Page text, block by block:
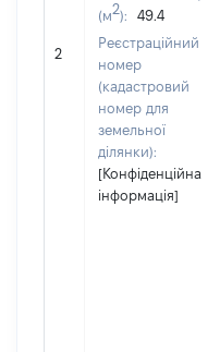
2
(м2):
49.4
Реєстраційний
номер
(кадастровий
номер для
земельної
ділянки):
[Конфіденційна
інформація]